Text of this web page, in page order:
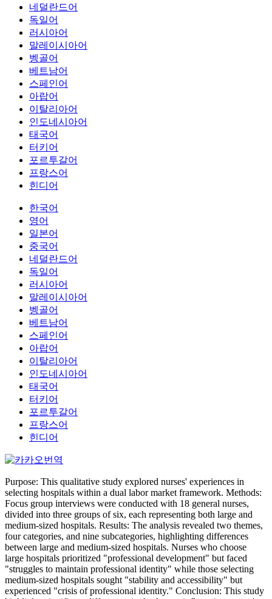
네덜란드어
독일어
러시아어
말레이시아어
벵골어
베트남어
스페인어
아랍어
이탈리아어
인도네시아어
태국어
터키어
포르투갈어
프랑스어
힌디어
한국어
영어
일본어
중국어
네덜란드어
독일어
러시아어
말레이시아어
벵골어
베트남어
스페인어
아랍어
이탈리아어
인도네시아어
태국어
터키어
포르투갈어
프랑스어
힌디어
Purpose: This qualitative study explored nurses' experiences in
selecting hospitals within a dual labor market framework. Methods:
Focus group interviews were conducted with 18 general nurses,
divided into three groups of six, each representing both large and
medium-sized hospitals. Results: The analysis revealed two themes,
four categories, and nine subcategories, highlighting differences
between large and medium-sized hospitals. Nurses who choose
large hospitals prioritized "professional development" but faced
"struggles to maintain professional identity" while those selecting
medium-sized hospitals sought "stability and accessibility" but
experienced "crisis of professional identity." Conclusion: This study